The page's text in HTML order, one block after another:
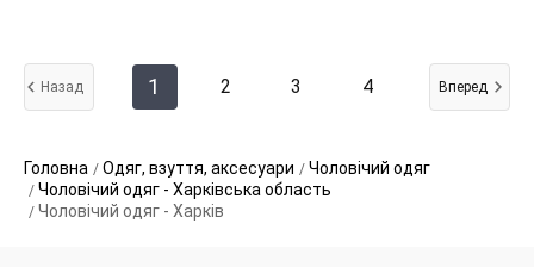
Назад 1 2 3 4 Вперед
Головна Одяг, взуття, аксесуари
Чоловічий одяг
Чоловічий одяг - Харківська область
Чоловічий одяг - Харків